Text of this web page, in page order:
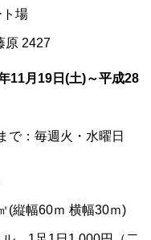
場
原 2427
11月19日(土)～平成28
で：毎週火・水曜日
(縦幅60ｍ 横幅30ｍ)